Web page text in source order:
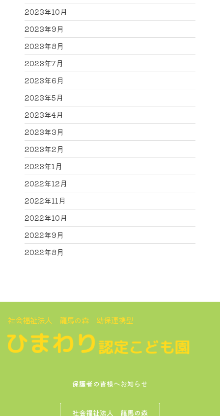
2023年10月
2023年9月
2023年8月
2023年7月
2023年6月
2023年5月
2023年4月
2023年3月
2023年2月
2023年1月
2022年12月
2022年11月
2022年10月
2022年9月
2022年8月
社会福祉法人 龍馬の森 幼保連携型
保護者の皆様へお知らせ
社会福祉法人 龍馬の森